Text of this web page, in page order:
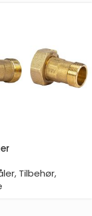
, Tilbehør,